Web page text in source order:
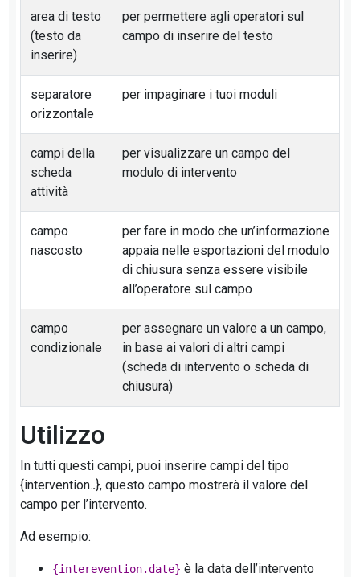
area di testo
(testo da
inserire)
per permettere agli operatori sul
campo di inserire del testo
separatore
orizzontale
per impaginare i tuoi moduli
campi della
scheda
attività
per visualizzare un campo del
modulo di intervento
campo
nascosto
per fare in modo che un’informazione
appaia nelle esportazioni del modulo
di chiusura senza essere visibile
all’operatore sul campo
campo
condizionale
per assegnare un valore a un campo,
in base ai valori di altri campi
(scheda di intervento o scheda di
chiusura)
Utilizzo
In tutti questi campi, puoi inserire campi del tipo
{intervention..}, questo campo mostrerà il valore del
campo per l’intervento.
Ad esempio:
{interevention.date} è la data dell’intervento